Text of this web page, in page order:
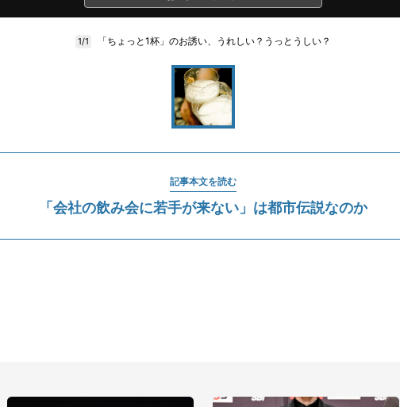
1/1 「ちょっと1杯」のお誘い、うれしい？うっとうしい？
記事本文を読む
「会社の飲み会に若手が来ない」は都市伝説なのか